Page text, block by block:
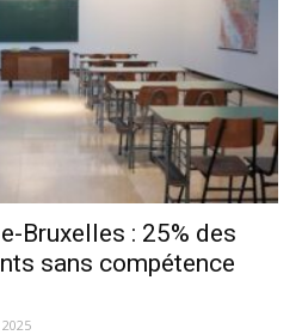
Bruxelles : 25% des
sans compétence